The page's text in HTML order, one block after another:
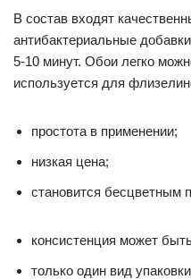
В состав входят
антибактериальные
5-10 минут. Обои легко
используется для
простота в применении;
низкая цена;
становится бесцветным
консистенция может
только один вид